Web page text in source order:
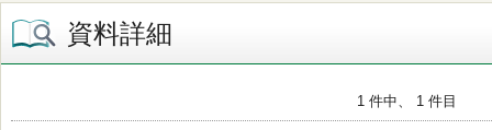
資料詳細
1 件中、 1 件目